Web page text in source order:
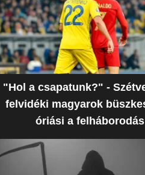
"Hol a csapatunk?" -
felvidéki magyarok
óriási a felháborodás